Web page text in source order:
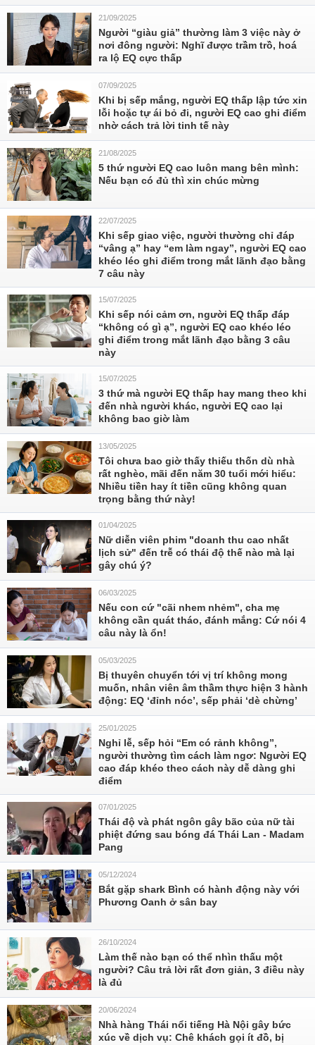
21/09/2025
Người “giàu giả” thường làm 3 việc này ở
nơi đông người: Nghĩ được trầm trồ, hoá
ra lộ EQ cực thấp
07/09/2025
Khi bị sếp mắng, người EQ thấp lập tức xin
lỗi hoặc tự ái bỏ đi, người EQ cao ghi điểm
nhờ cách trả lời tinh tế này
21/08/2025
5 thứ người EQ cao luôn mang bên mình:
Nếu bạn có đủ thì xin chúc mừng
22/07/2025
Khi sếp giao việc, người thường chỉ đáp
“vâng ạ” hay “em làm ngay”, người EQ cao
khéo léo ghi điểm trong mắt lãnh đạo bằng
7 câu này
15/07/2025
Khi sếp nói cảm ơn, người EQ thấp đáp
“không có gì ạ”, người EQ cao khéo léo
ghi điểm trong mắt lãnh đạo bằng 3 câu
này
15/07/2025
3 thứ mà người EQ thấp hay mang theo khi
đến nhà người khác, người EQ cao lại
không bao giờ làm
13/05/2025
Tôi chưa bao giờ thấy thiếu thốn dù nhà
rất nghèo, mãi đến năm 30 tuổi mới hiểu:
Nhiều tiền hay ít tiền cũng không quan
trọng bằng thứ này!
01/04/2025
Nữ diễn viên phim "doanh thu cao nhất
lịch sử" đến trễ có thái độ thế nào mà lại
gây chú ý?
06/03/2025
Nếu con cứ "cãi nhem nhẻm", cha mẹ
không cần quát tháo, đánh mắng: Cứ nói 4
câu này là ổn!
05/03/2025
Bị thuyên chuyển tới vị trí không mong
muốn, nhân viên âm thầm thực hiện 3 hành
động: EQ ‘đỉnh nóc’, sếp phải ‘dè chừng’
25/01/2025
Nghỉ lễ, sếp hỏi “Em có rảnh không”,
người thường tìm cách làm ngơ: Người EQ
cao đáp khéo theo cách này dễ dàng ghi
điểm
07/01/2025
Thái độ và phát ngôn gây bão của nữ tài
phiệt đứng sau bóng đá Thái Lan - Madam
Pang
05/12/2024
Bắt gặp shark Bình có hành động này với
Phương Oanh ở sân bay
26/10/2024
Làm thế nào bạn có thể nhìn thấu một
người? Câu trả lời rất đơn giản, 3 điều này
là đủ
20/06/2024
Nhà hàng Thái nổi tiếng Hà Nội gây bức
xúc về dịch vụ: Chê khách gọi ít đồ, bị